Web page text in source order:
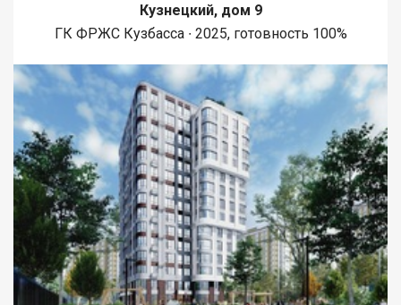
Кузнецкий, дом 9
ГК ФРЖС Кузбасса ∙ 2025, готовность 100%